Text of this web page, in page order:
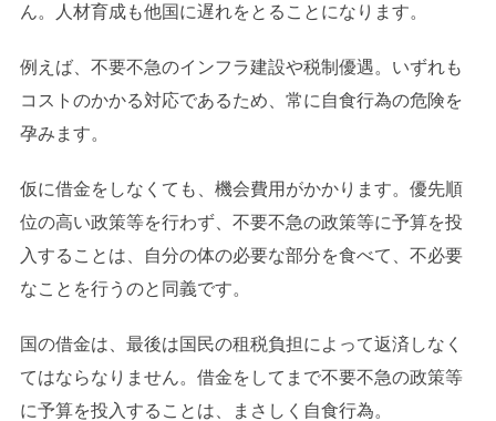
ん。人材育成も他国に遅れをとることになります。
例えば、不要不急のインフラ建設や税制優遇。いずれも
コストのかかる対応であるため、常に自食行為の危険を
孕みます。
仮に借金をしなくても、機会費用がかかります。優先順
位の高い政策等を行わず、不要不急の政策等に予算を投
入することは、自分の体の必要な部分を食べて、不必要
なことを行うのと同義です。
国の借金は、最後は国民の租税負担によって返済しなく
てはならなりません。借金をしてまで不要不急の政策等
に予算を投入することは、まさしく自食行為。